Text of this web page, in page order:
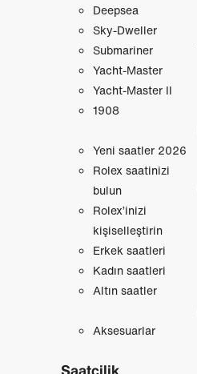
Deepsea
Sky-Dweller
Submariner
Yacht-Master
Yacht-Master II
1908
Yeni saatler 2026
Rolex saatinizi
bulun
Rolex’inizi
kişiselleştirin
Erkek saatleri
Kadın saatleri
Altın saatler
Aksesuarlar